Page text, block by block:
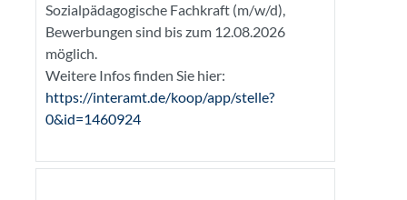
Sozialpädagogische Fachkraft (m/w/d),
Bewerbungen sind bis zum 12.08.2026
möglich.
Weitere Infos finden Sie hier:
https://interamt.de/koop/app/stelle?
0&id=1460924